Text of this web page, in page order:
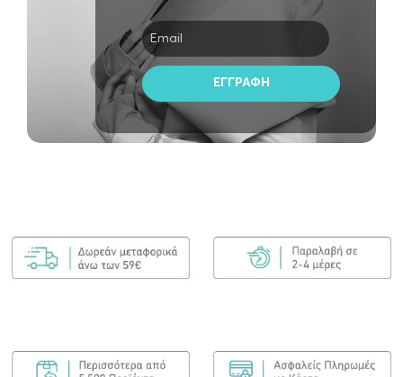
ΠΡΟΣΘΉΚΗ ΣΤΟ ΚΑΛΆΘΙ
€